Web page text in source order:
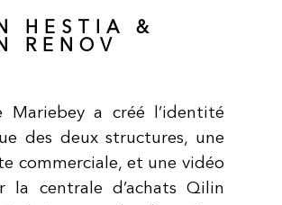
HESTIA &
RENOV
Mariebey a créé l’identité
des deux structures, une
commerciale, et une vidéo
la centrale d’achats Qilin